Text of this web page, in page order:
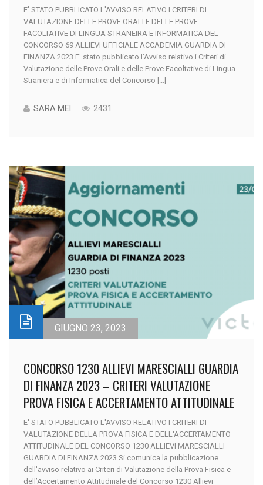
E' STATO PUBBLICATO L'AVVISO RELATIVO I CRITERI DI
VALUTAZIONE DELLE PROVE ORALI E DELLE PROVE
FACOLTATIVE DI LINGUA STRANEIRA E INFORMATICA DEL
CONCORSO 69 ALLIEVI UFFICIALE ACCADEMIA GUARDIA DI
FINANZA 2023 E' stato pubblicato l’Avviso relativo i Criteri di
Valutazione delle Prove Orali e delle Prove Facoltative di Lingua
Straniera e di Informatica del Concorso [...]
SARA MEI 2431
GIUGNO 23, 2023
CONCORSO 1230 ALLIEVI MARESCIALLI GUARDIA
DI FINANZA 2023 – CRITERI VALUTAZIONE
PROVA FISICA E ACCERTAMENTO ATTITUDINALE
E' STATO PUBBLICATO L'AVVISO RELATIVO I CRITERI DI
VALUTAZIONE DELLA PROVA FISICA E DELL'ACCERTAMENTO
ATTITUDINALE DEL CONCORSO 1230 ALLIEVI MARESCIALLI
GUARDIA DI FINANZA 2023 Si comunica la pubblicazione
dell'avviso relativo ai Criteri di Valutazione della Prova Fisica e
dell’Accertamento Attitudinale del Concorso 1230 Allievi